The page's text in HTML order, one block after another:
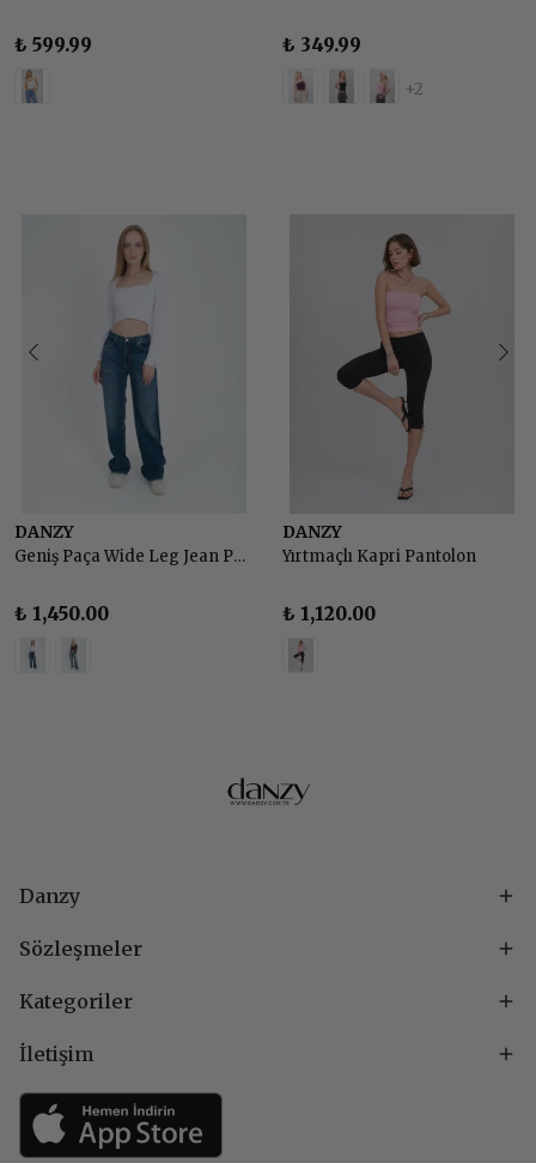
₺ 599.99 ₺ 349.99
+2
DANZY
Geniş Paça Wide Leg Jean Pantolon
₺ 1,450.00
DANZY
Yırtmaçlı Kapri Pantolon
₺ 1,120.00
Danzy
Sözleşmeler
Kategoriler
İletişim